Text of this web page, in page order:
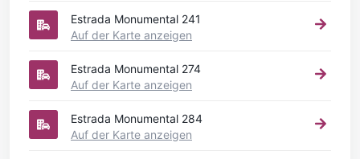
Estrada Monumental 241
Auf der Karte anzeigen
Estrada Monumental 274
Auf der Karte anzeigen
Estrada Monumental 284
Auf der Karte anzeigen